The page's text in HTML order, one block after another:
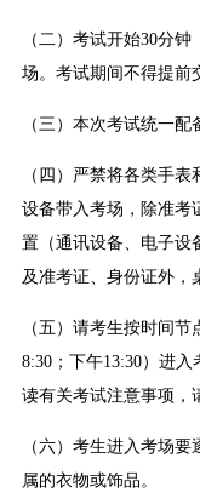
（二）考试开始30分
场。考试期间不得提前
（三）本次考试统一
（四）严禁将各类手
设备带入考场，除准考
置（通讯设备、电子设
及准考证、身份证外，
（五）请考生按时间
8:30；下午13:30）进
读有关考试注意事项，
（六）考生进入考场
属的衣物或饰品。